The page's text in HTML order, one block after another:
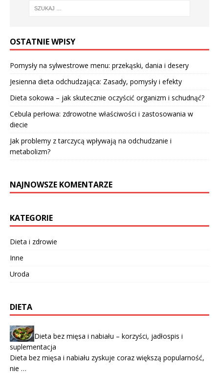
OSTATNIE WPISY
Pomysły na sylwestrowe menu: przekąski, dania i desery
Jesienna dieta odchudzająca: Zasady, pomysły i efekty
Dieta sokowa – jak skutecznie oczyścić organizm i schudnąć?
Cebula perłowa: zdrowotne właściwości i zastosowania w
diecie
Jak problemy z tarczycą wpływają na odchudzanie i
metabolizm?
NAJNOWSZE KOMENTARZE
KATEGORIE
Dieta i zdrowie
Inne
Uroda
DIETA
Dieta bez mięsa i nabiału – korzyści, jadłospis i
suplementacja
Dieta bez mięsa i nabiału zyskuje coraz większą popularność,
nie …